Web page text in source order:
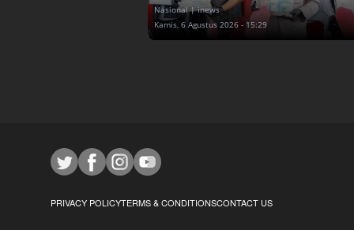
Nasional | inews
Kamis, 6 Agustus 2026 - 15:29
PRIVACY POLICYTERMS & CONDITIONSCONTACT US